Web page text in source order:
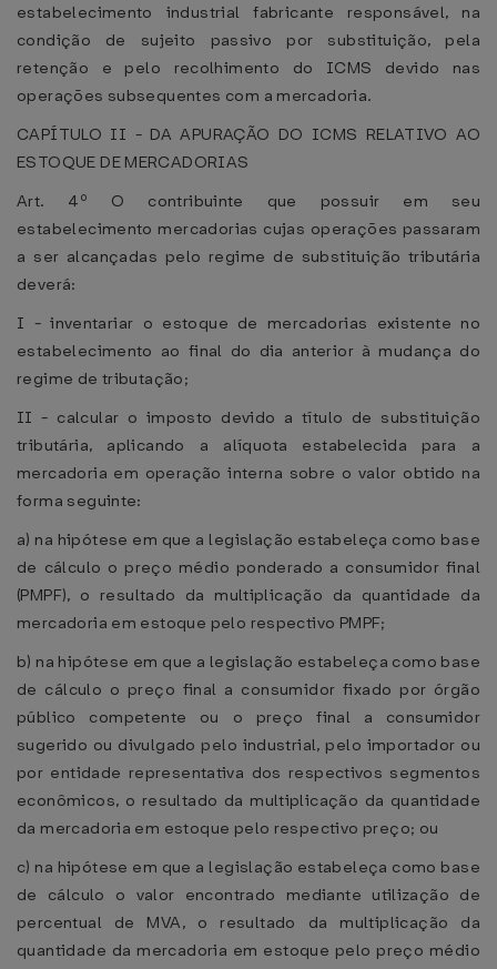
estabelecimento industrial fabricante responsável, na
condição de sujeito passivo por substituição, pela
retenção e pelo recolhimento do ICMS devido nas
operações subsequentes com a mercadoria.
CAPÍTULO II - DA APURAÇÃO DO ICMS RELATIVO AO
ESTOQUE DE MERCADORIAS
Art. 4º O contribuinte que possuir em seu
estabelecimento mercadorias cujas operações passaram
a ser alcançadas pelo regime de substituição tributária
deverá:
I - inventariar o estoque de mercadorias existente no
estabelecimento ao final do dia anterior à mudança do
regime de tributação;
II - calcular o imposto devido a título de substituição
tributária, aplicando a alíquota estabelecida para a
mercadoria em operação interna sobre o valor obtido na
forma seguinte:
a) na hipótese em que a legislação estabeleça como base
de cálculo o preço médio ponderado a consumidor final
(PMPF), o resultado da multiplicação da quantidade da
mercadoria em estoque pelo respectivo PMPF;
b) na hipótese em que a legislação estabeleça como base
de cálculo o preço final a consumidor fixado por órgão
público competente ou o preço final a consumidor
sugerido ou divulgado pelo industrial, pelo importador ou
por entidade representativa dos respectivos segmentos
econômicos, o resultado da multiplicação da quantidade
da mercadoria em estoque pelo respectivo preço; ou
c) na hipótese em que a legislação estabeleça como base
de cálculo o valor encontrado mediante utilização de
percentual de MVA, o resultado da multiplicação da
quantidade da mercadoria em estoque pelo preço médio